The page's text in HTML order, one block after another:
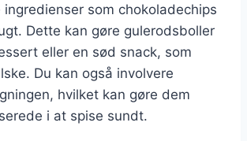
som chokoladechips
Dette kan gøre gulerodsboller
eller en sød snack, som
Du kan også involvere
hvilket kan gøre dem
i at spise sundt.